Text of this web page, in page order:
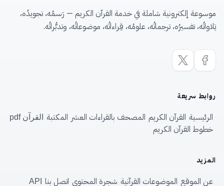
موسوعة إلكترونية شاملة في خدمة القرآن الكريم — رَسمُه، تجويدُه،
تِلاواتُه، تفسيرُه، ترجماتُه، علومُه، قِراءاتُه، موضوعاتُه، وتدبُّراتُه.
روابط سريعة
الرئيسية القرآن الكريم المصحف بالقراءات العشر المكتبة القرآن pdf
خطوط القرآن الكريم
المزيد
عن الموقع الموضوعات القرآنية شجرة المحتوى اتصل بنا API